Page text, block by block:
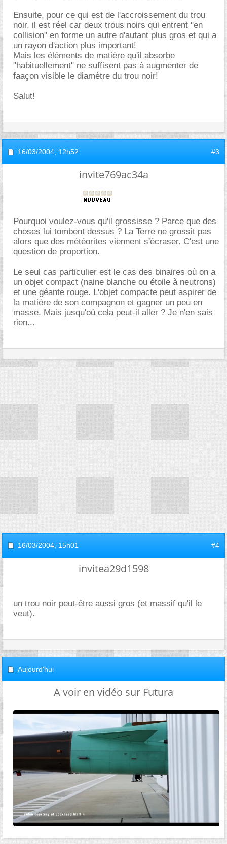
Ensuite, pour ce qui est de l'accroissement du trou
noir, il est réel car deux trous noirs qui entrent "en
collision" en forme un autre d'autant plus gros et qui a
un rayon d'action plus important!
Mais les éléments de matière qu'il absorbe
"habituellement" ne suffisent pas à augmenter de
faaçon visible le diamètre du trou noir!
Salut!
16/03/2004, 12h52 #3
invite769ac34a
Pourquoi voulez-vous qu'il grossisse ? Parce que des
choses lui tombent dessus ? La Terre ne grossit pas
alors que des météorites viennent s'écraser. C'est une
question de proportion.
Le seul cas particulier est le cas des binaires où on a
un objet compact (naine blanche ou étoile à neutrons)
et une géante rouge. L'objet compacte peut aspirer de
la matière de son compagnon et gagner un peu en
masse. Mais jusqu'où cela peut-il aller ? Je n'en sais
rien...
16/03/2004, 15h01 #4
invitea29d1598
un trou noir peut-être aussi gros (et massif qu'il le
veut).
Aujourd'hui
A voir en vidéo sur Futura